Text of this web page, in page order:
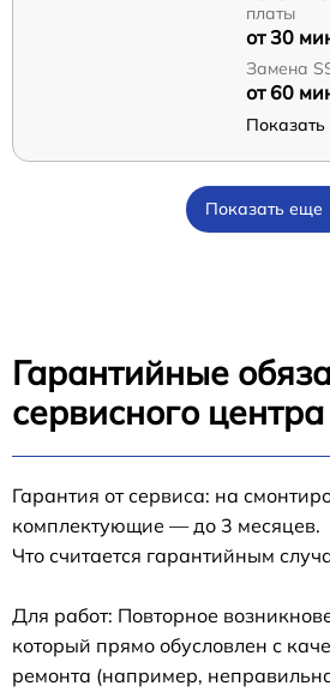
платы
от 30
Замена
от 60
Показать
Показать еще
Гарантийные
сервисного
Гарантия от сервиса: на
комплектующие — до 3 месяцев.
Что считается гарантийным
Для работ: Повторное
который прямо обусловлен с
ремонта (например,